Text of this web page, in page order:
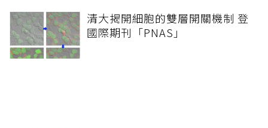
清大揭開細胞的雙層開關機制 登
國際期刊「PNAS」